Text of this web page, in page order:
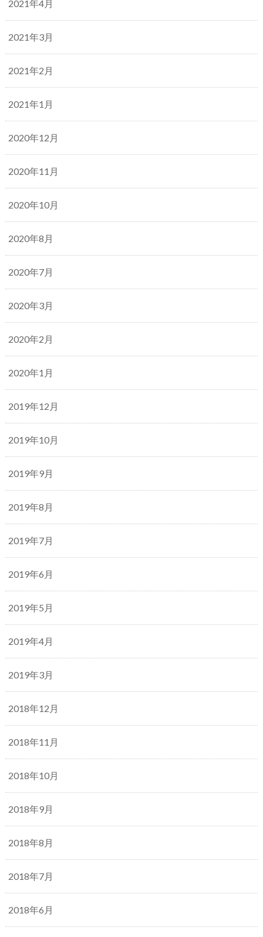
2021年4月
2021年3月
2021年2月
2021年1月
2020年12月
2020年11月
2020年10月
2020年8月
2020年7月
2020年3月
2020年2月
2020年1月
2019年12月
2019年10月
2019年9月
2019年8月
2019年7月
2019年6月
2019年5月
2019年4月
2019年3月
2018年12月
2018年11月
2018年10月
2018年9月
2018年8月
2018年7月
2018年6月